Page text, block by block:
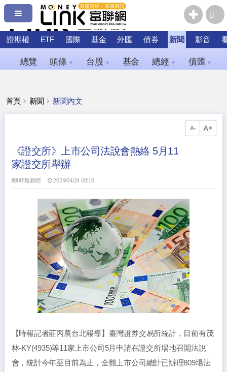
證期權 ETF 國際 基金 外匯 債券 新聞 影音
總覽 頭條 ▼ 台股 ▼ 基金 總經 ▼ 債匯 ▼
首頁 新聞 新聞內文
A- A+
《證交所》上市公司法說會熱絡 5月11
家證交所舉辦
時報新聞 2026/04/24 08:10
【時報記者莊丙農台北報導】臺灣證券交易所統計，目前有茂
林-KY(4935)等11家上市公司5月申請在證交所場地召開法說
會，統計今年至目前為止，全體上市公司總計已辦理809場法